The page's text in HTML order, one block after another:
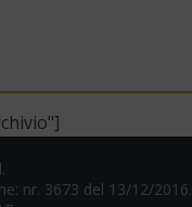
nr. 3673 del 13/12/2016.